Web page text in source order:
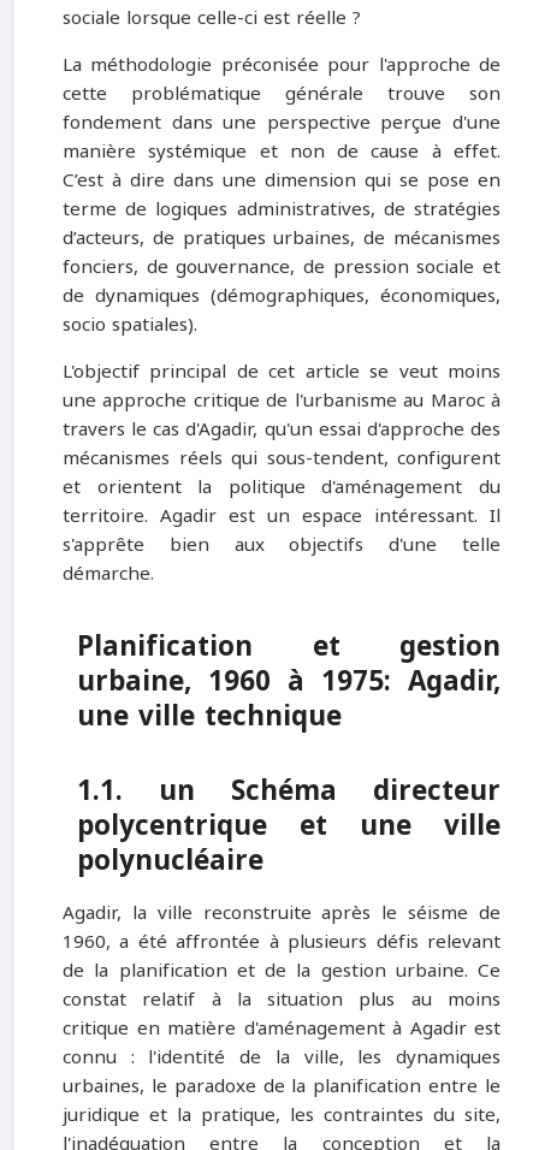
sociale lorsque celle-ci est réelle ?
La méthodologie préconisée pour l'approche de
cette problématique générale trouve son
fondement dans une perspective perçue d'une
manière systémique et non de cause à effet.
C’est à dire dans une dimension qui se pose en
terme de logiques administratives, de stratégies
d’acteurs, de pratiques urbaines, de mécanismes
fonciers, de gouvernance, de pression sociale et
de dynamiques (démographiques, économiques,
socio spatiales).
L'objectif principal de cet article se veut moins
une approche critique de l'urbanisme au Maroc à
travers le cas d'Agadir, qu'un essai d'approche des
mécanismes réels qui sous-tendent, configurent
et orientent la politique d'aménagement du
territoire. Agadir est un espace intéressant. Il
s'apprête bien aux objectifs d'une telle
démarche.
Planification et gestion
urbaine, 1960 à 1975: Agadir,
une ville technique
1.1. un Schéma directeur
polycentrique et une ville
polynucléaire
Agadir, la ville reconstruite après le séisme de
1960, a été affrontée à plusieurs défis relevant
de la planification et de la gestion urbaine. Ce
constat relatif à la situation plus au moins
critique en matière d'aménagement à Agadir est
connu : l'identité de la ville, les dynamiques
urbaines, le paradoxe de la planification entre le
juridique et la pratique, les contraintes du site,